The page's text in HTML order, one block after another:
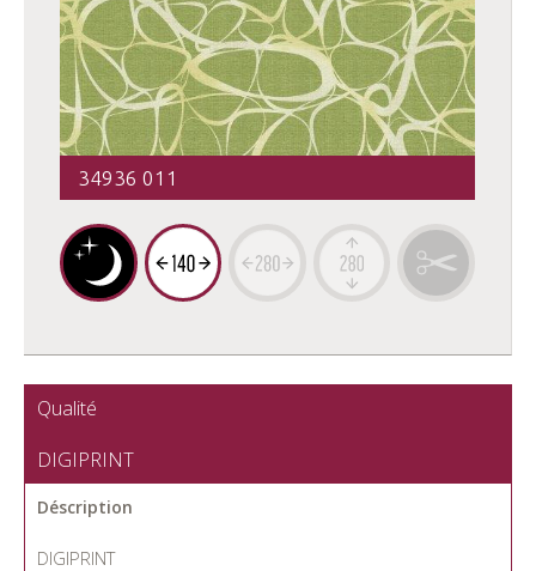
34936 011
Qualité
DIGIPRINT
Déscription
DIGIPRINT